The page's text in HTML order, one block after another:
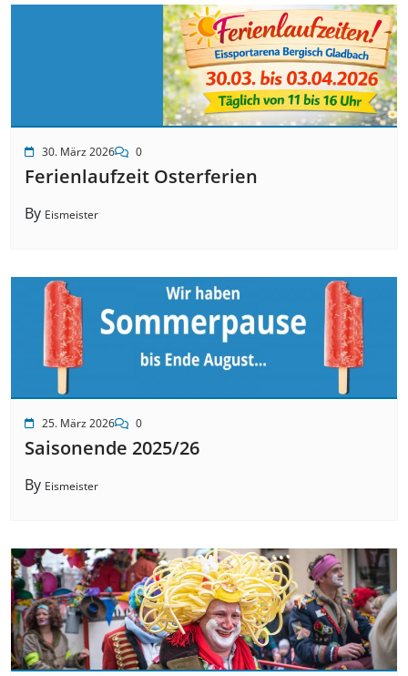
30. März 2026 0
Ferienlaufzeit Osterferien
By Eismeister
25. März 2026 0
Saisonende 2025/26
By Eismeister